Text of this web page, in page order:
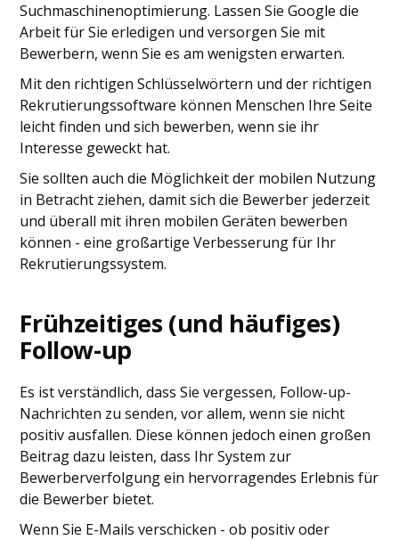
Suchmaschinenoptimierung. Lassen Sie Google die
Arbeit für Sie erledigen und versorgen Sie mit
Bewerbern, wenn Sie es am wenigsten erwarten.
Mit den richtigen Schlüsselwörtern und der richtigen
Rekrutierungssoftware können Menschen Ihre Seite
leicht finden und sich bewerben, wenn sie ihr
Interesse geweckt hat.
Sie sollten auch die Möglichkeit der mobilen Nutzung
in Betracht ziehen, damit sich die Bewerber jederzeit
und überall mit ihren mobilen Geräten bewerben
können - eine großartige Verbesserung für Ihr
Rekrutierungssystem.
Frühzeitiges (und häufiges)
Follow-up
Es ist verständlich, dass Sie vergessen, Follow-up-
Nachrichten zu senden, vor allem, wenn sie nicht
positiv ausfallen. Diese können jedoch einen großen
Beitrag dazu leisten, dass Ihr System zur
Bewerberverfolgung ein hervorragendes Erlebnis für
die Bewerber bietet.
Wenn Sie E-Mails verschicken - ob positiv oder